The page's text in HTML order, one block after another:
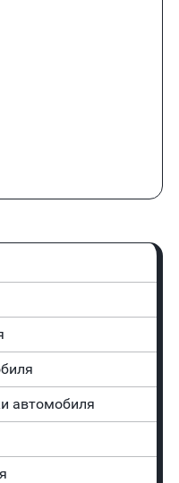
автомобиля